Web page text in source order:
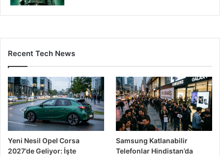
Recent Tech News
Yeni Nesil Opel Corsa
2027’de Geliyor: İşte
Samsung Katlanabilir
Telefonlar Hindistan’da